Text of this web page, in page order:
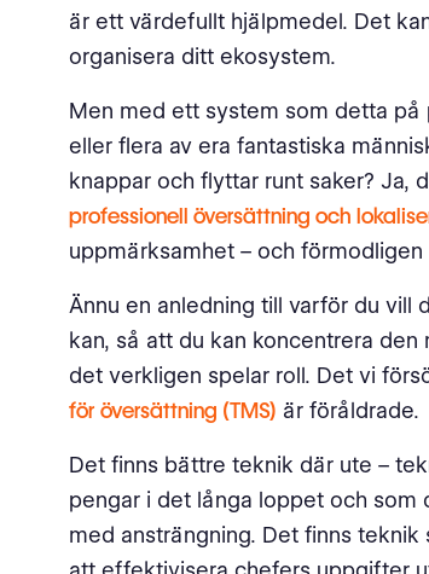
är ett värdefullt hjälpmedel. Det
organisera ditt ekosystem.
Men med ett system som detta
eller flera av era fantastiska
knappar och flyttar runt saker? Ja,
professionell översättning och
uppmärksamhet – och
Ännu en anledning till varför du vill
kan, så att du kan koncentrera
det verkligen spelar roll. Det vi
för översättning (TMS) är föråldrade.
Det finns bättre teknik där ute –
pengar i det långa loppet och som
med ansträngning. Det finns